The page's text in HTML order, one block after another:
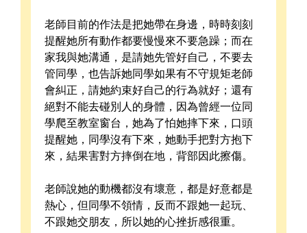
老師目前的作法是把她帶在身邊，時時刻刻
提醒她所有動作都要慢慢來不要急躁；而在
家我與她溝通，是請她先管好自己，不要去
管同學，也告訴她同學如果有不守規矩老師
會糾正，請她約束好自己的行為就好；還有
絕對不能去碰別人的身體，因為曾經一位同
學爬至教室窗台，她為了怕她摔下來，口頭
提醒她，同學沒有下來，她動手把對方抱下
來，結果害對方摔倒在地，背部因此擦傷。
老師說她的動機都沒有壞意，都是好意都是
熱心，但同學不領情，反而不跟她一起玩、
不跟她交朋友，所以她的心挫折感很重。